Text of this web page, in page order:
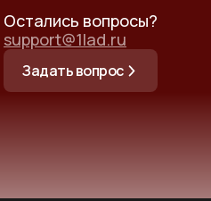
Остались вопросы?
support@1lad.ru
Задать вопрос